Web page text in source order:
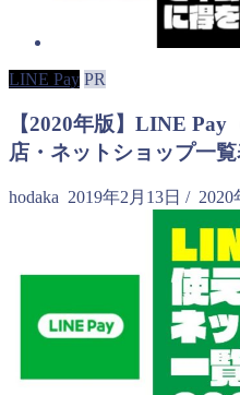
LINE Pay PR
【2020年版】LINE
店・ネットショップ一
hodaka 2019年2月13日 / 2020